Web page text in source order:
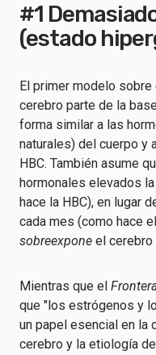
#1
(estado
El primer modelo
cerebro parte de la
forma similar a las
naturales) del cuerpo y
HBC. También asume
hormonales elevados
hace la HBC), en lugar
cada mes (como hace
sobreexpone el cerebro
Mientras que el
que "los estrógenos y
un papel esencial en la
cerebro y la etiología